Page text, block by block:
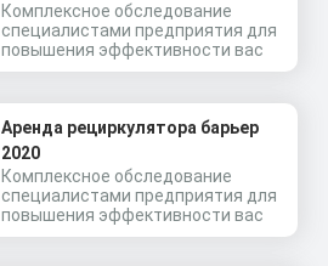
Комплексное обследование
специалистами предприятия для
повышения эффективности вас
Аренда рециркулятора барьер
2020
Комплексное обследование
специалистами предприятия для
повышения эффективности вас